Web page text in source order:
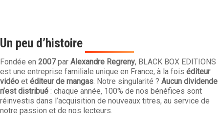
Un peu d’histoire
Fondée en 2007par Alexandre Regreny, BLACK BOX EDITIONS
est une entreprise familiale unique en France, à la fois éditeur
vidéo et éditeur de mangas. Notre singularité ? Aucun dividende
n’est distribué : chaque année, 100% de nos bénéfices sont
réinvestis dans l’acquisition de nouveaux titres, au service de
notre passion et de nos lecteurs.